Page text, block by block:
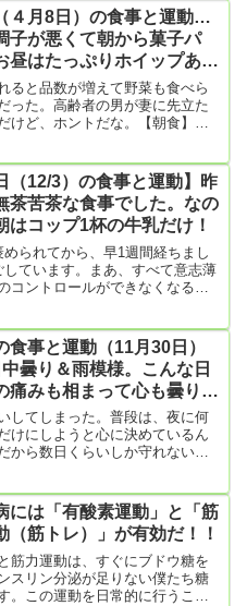
何とか済んだけれど、麻酔が
もできない。これ、誇張ではな
にかく膝が疼いてもう大変。作
４月8日）の食事と運動…
子が悪くて朝から菓子パ
昼はたっぷりホイップあん
夕食はペヤング大盛り
ると品数が増えて野菜も食べら
った。高齢者の男が妻に先立た
ど、ホントだな。【朝食】・
個【夕食】・インスタント焼きそ
分）【夜の間食】・クッキー
とわざわざ買いに出た。朝から食
（12/3）の食事と運動】昨
茶苦茶な食事でした。なの
はコップ1杯の牛乳だけ！
られてから、早1週間経ちまし
ています。まあ、すべて意志薄
コントロールができなくなる
レビかパソコンに向かうだけ
す😞まあ、季節はどんどん寒く
る気分にならないんですよね。
食事と運動（11月30日）
曇り＆雨模様。こんな日
痛みも相まって心も曇りが
してしまった。普段は、夜に何
けにしようと心に決めているん
から数日くらいしか守れない。
食べたくなる。ホントは炊き立
んだけど・・・・。【朝食】目
め物はんぺんキャベツ・キュウ
には「有酸素運動」と「筋
（筋トレ）」が有効だ！！
筋力運動は、すぐにブドウ糖を
スリン分泌が足りない僕たち糖
。この運動を日常的に行うこと